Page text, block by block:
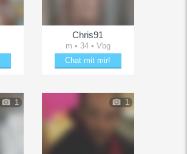
Chris91
m • 34 • Vbg
Chat mit mir!
1 1